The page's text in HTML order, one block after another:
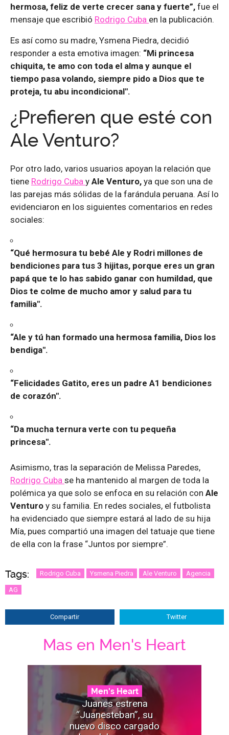
hermosa, feliz de verte crecer sana y fuerte”, fue el
mensaje que escribió Rodrigo Cuba en la publicación.
Es así como su madre, Ysmena Piedra, decidió
responder a esta emotiva imagen: “Mi princesa
chiquita, te amo con toda el alma y aunque el
tiempo pasa volando, siempre pido a Dios que te
proteja, tu abu incondicional".
¿Prefieren que esté con
Ale Venturo?
Por otro lado, varios usuarios apoyan la relación que
tiene Rodrigo Cuba y Ale Venturo, ya que son una de
las parejas más sólidas de la farándula peruana. Así lo
evidenciaron en los siguientes comentarios en redes
sociales:
“Qué hermosura tu bebé Ale y Rodri millones de
bendiciones para tus 3 hijitas, porque eres un gran
papá que te lo has sabido ganar con humildad, que
Dios te colme de mucho amor y salud para tu
familia".
“Ale y tú han formado una hermosa familia, Dios los
bendiga".
“Felicidades Gatito, eres un padre A1 bendiciones
de corazón".
“Da mucha ternura verte con tu pequeña
princesa".
Asimismo, tras la separación de Melissa Paredes,
Rodrigo Cuba se ha mantenido al margen de toda la
polémica ya que solo se enfoca en su relación con Ale
Venturo y su familia. En redes sociales, el futbolista
ha evidenciado que siempre estará al lado de su hija
Mía, pues compartió una imagen del tatuaje que tiene
de ella con la frase “Juntos por siempre”.
Tags: Rodrigo Cuba Ysmena Piedra Ale Venturo Agencia
AG
Compartir Twitter
Mas en Men's Heart
Men's Heart
Juanes estrena
“Juanesteban”, su
nuevo disco cargado